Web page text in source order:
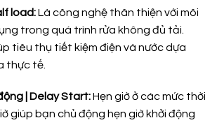
load:Là công nghệ thân thiện với môi
trong quá trình rửa không đủ tải.
tiêu thụ tiết kiệm điện và nước dựa
thực tế.
| Delay Start:Hẹn giờ ở các mức thời
giúp bạn chủ động hẹn giờ khởi động